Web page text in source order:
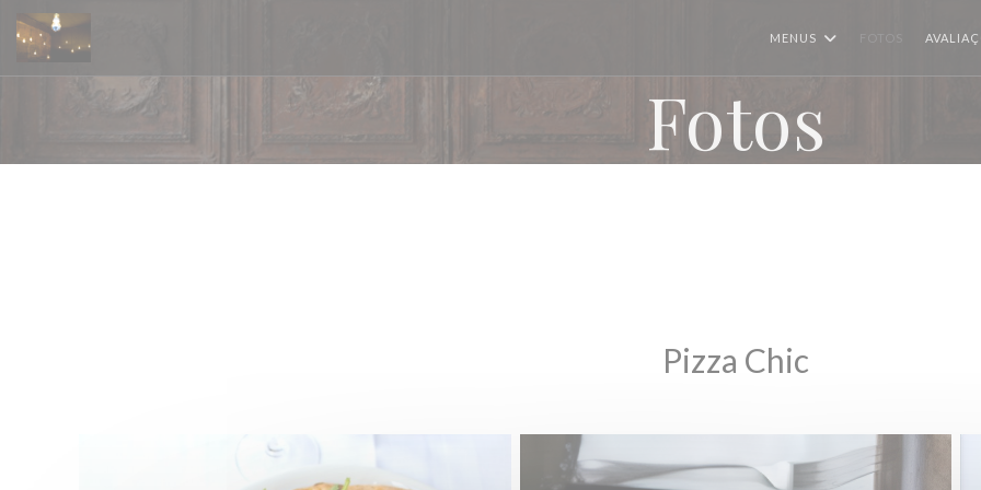
Painel de Gerenciamento de Cookies
MENUS
Fotos
Pizza Chic